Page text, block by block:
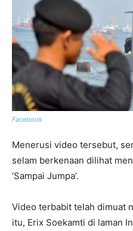
Facebook
Menerusi video tersebut,
selam berkenaan dilihat
‘Sampai Jumpa’.
Video terbabit telah dimuat
itu, Erix Soekamti di laman